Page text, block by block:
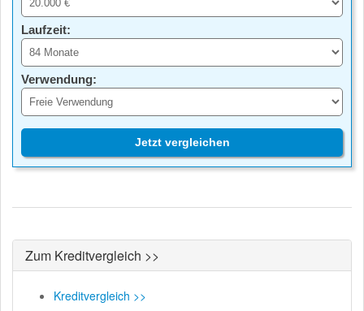
Laufzeit:
Verwendung:
Jetzt vergleichen
Zum Kreditvergleich >>
Kreditvergleich >>